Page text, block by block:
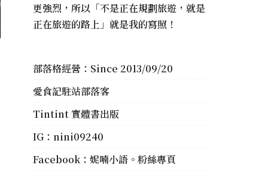
更強烈，所以「不是正在規劃旅遊，就是
正在旅遊的路上」就是我的寫照！
部落格經營：Since 2013/09/20
愛食記駐站部落客
Tintint 實體書出版
IG：nini09240
Facebook：妮喃小語。粉絲專頁